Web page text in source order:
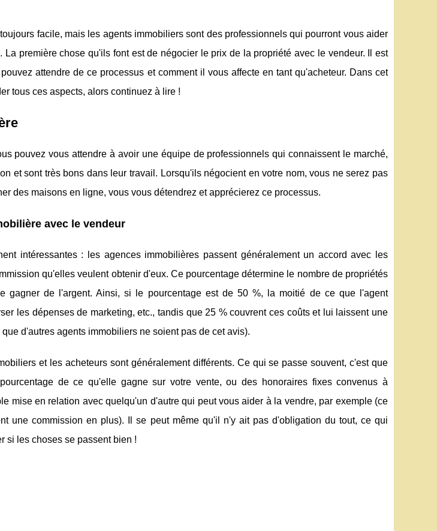
facile, mais les agents immobiliers sont des professionnels qui pourront vous aider
La première chose qu'ils font est de négocier le prix de la propriété avec le vendeur. Il est
attendre de ce processus et comment il vous affecte en tant qu'acheteur. Dans cet
tous ces aspects, alors continuez à lire !
pouvez vous attendre à avoir une équipe de professionnels qui connaissent le marché,
et sont très bons dans leur travail. Lorsqu'ils négocient en votre nom, vous ne serez pas
des maisons en ligne, vous vous détendrez et apprécierez ce processus.
avec le vendeur
intéressantes : les agences immobilières passent généralement un accord avec les
qu'elles veulent obtenir d'eux. Ce pourcentage détermine le nombre de propriétés
gagner de l'argent. Ainsi, si le pourcentage est de 50 %, la moitié de ce que l'agent
les dépenses de marketing, etc., tandis que 25 % couvrent ces coûts et lui laissent une
d'autres agents immobiliers ne soient pas de cet avis).
et les acheteurs sont généralement différents. Ce qui se passe souvent, c'est que
de ce qu'elle gagne sur votre vente, ou des honoraires fixes convenus à
mise en relation avec quelqu'un d'autre qui peut vous aider à la vendre, par exemple (ce
une commission en plus). Il se peut même qu'il n'y ait pas d'obligation du tout, ce qui
si les choses se passent bien !